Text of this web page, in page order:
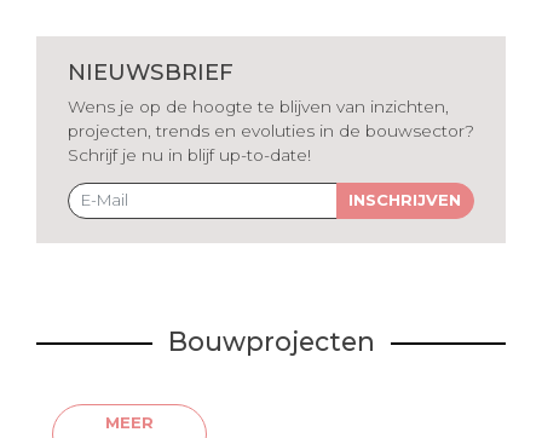
NIEUWSBRIEF
Wens je op de hoogte te blijven van inzichten,
projecten, trends en evoluties in de bouwsector?
Schrijf je nu in blijf up-to-date!
INSCHRIJVEN
Bouwprojecten
MEER